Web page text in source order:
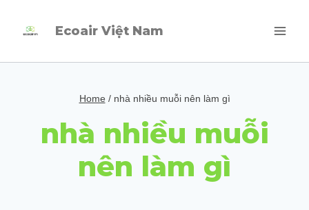
Ecoair Việt Nam
Home / nhà nhiều muỗi nên làm gì
nhà nhiều muỗi
nên làm gì